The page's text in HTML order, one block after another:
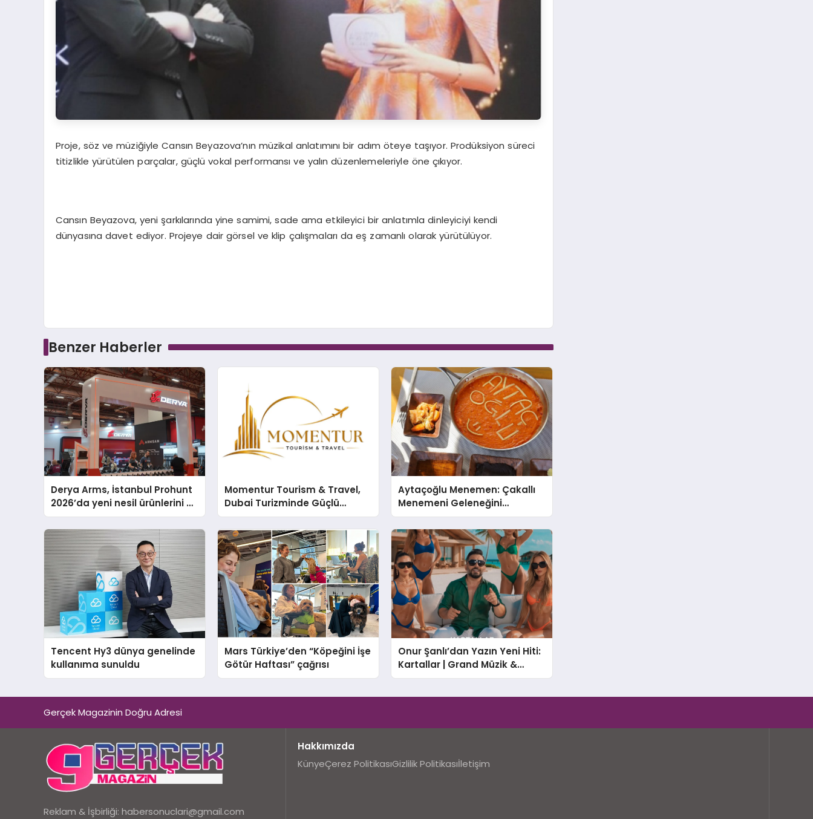
Proje, söz ve müziğiyle Cansın Beyazova’nın müzikal anlatımını bir adım öteye taşıyor. Prodüksiyon süreci
titizlikle yürütülen parçalar, güçlü vokal performansı ve yalın düzenlemeleriyle öne çıkıyor.
Cansın Beyazova, yeni şarkılarında yine samimi, sade ama etkileyici bir anlatımla dinleyiciyi kendi
dünyasına davet ediyor. Projeye dair görsel ve klip çalışmaları da eş zamanlı olarak yürütülüyor.
Benzer Haberler
Derya Arms, İstanbul Prohunt
2026’da yeni nesil ürünlerini ve
global marka vizyonunu
sergiledi
Momentur Tourism & Travel,
Dubai Turizminde Güçlü
Operasyon Ağıyla Fark
Yaratıyor
Aytaçoğlu Menemen: Çakallı
Menemeni Geleneğini
Yaşatan Aile İşletmesi
Tencent Hy3 dünya genelinde
kullanıma sunuldu
Mars Türkiye’den “Köpeğini İşe
Götür Haftası” çağrısı
Onur Şanlı’dan Yazın Yeni Hiti:
Kartallar | Grand Müzik &
Nihat Ulaş İmzalı Yeni Şarkı
Gerçek Magazinin Doğru Adresi
Reklam & İşbirliği: habersonuclari@gmail.com
Hakkımızda
KünyeÇerez PolitikasıGizlilik Politikasıİletişim